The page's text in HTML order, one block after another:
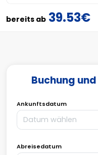
bereits ab 39.53€
Buchung
Ankunftsdatum
Abreisedatum